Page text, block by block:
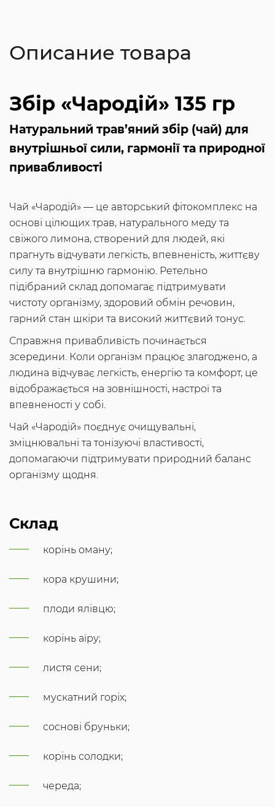
Описание товара
Збір «Чародій» 135 гр
Натуральний трав’яний збір (чай) для
внутрішньої сили, гармонії та природної
привабливості
Чай «Чародій» — це авторський фітокомплекс на
основі цілющих трав, натурального меду та
свіжого лимона, створений для людей, які
прагнуть відчувати легкість, впевненість, життєву
силу та внутрішню гармонію. Ретельно
підібраний склад допомагає підтримувати
чистоту організму, здоровий обмін речовин,
гарний стан шкіри та високий життєвий тонус.
Справжня привабливість починається
зсередини. Коли організм працює злагоджено, а
людина відчуває легкість, енергію та комфорт, це
відображається на зовнішності, настрої та
впевненості у собі.
Чай «Чародій» поєднує очищувальні,
зміцнювальні та тонізуючі властивості,
допомагаючи підтримувати природний баланс
організму щодня.
Склад
корінь оману;
кора крушини;
плоди ялівцю;
корінь аїру;
листя сени;
мускатний горіх;
соснові бруньки;
корінь солодки;
череда;